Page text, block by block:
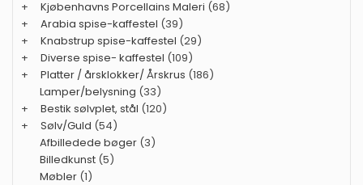
+
Kjøbenhavns Porcellains Maleri (68)
+
Arabia spise-kaffestel (39)
+
Knabstrup spise-kaffestel (29)
+
Diverse spise- kaffestel (109)
+
Platter / årsklokker/ Årskrus (186)
Lamper/belysning (33)
+
Bestik sølvplet, stål (120)
+
Sølv/Guld (54)
Afbilledede bøger (3)
Billedkunst (5)
Møbler (1)